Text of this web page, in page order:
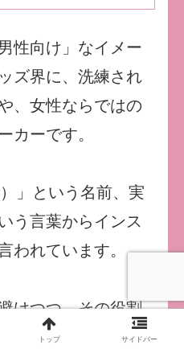
性向け」なイメー
ズ界に、洗練され
、女性ならではの
カーです。
」という名前、実
う言葉からインス
われています。
けつつ、その役割
いる点に、メーカ
トップ サイドバー